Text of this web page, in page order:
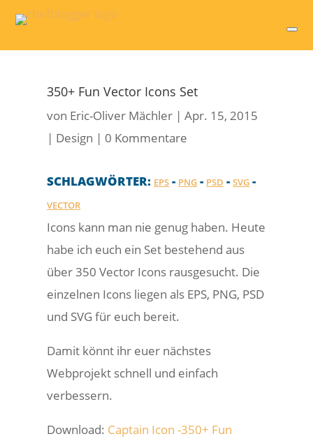
350+ Fun Vector Icons Set
von Eric-Oliver Mächler |Apr. 15, 2015
| Design | 0 Kommentare
SCHLAGWÖRTER: EPS - PNG - PSD -SVG -
VECTOR
Icons kann man nie genug haben. Heute
habe ich euch ein Set bestehend aus
über 350 Vector Icons rausgesucht. Die
einzelnen Icons liegen als EPS, PNG, PSD
und SVG für euch bereit.
Damit könnt ihr euer nächstes
Webprojekt schnell und einfach
verbessern.
Download: Captain Icon -350+ Fun